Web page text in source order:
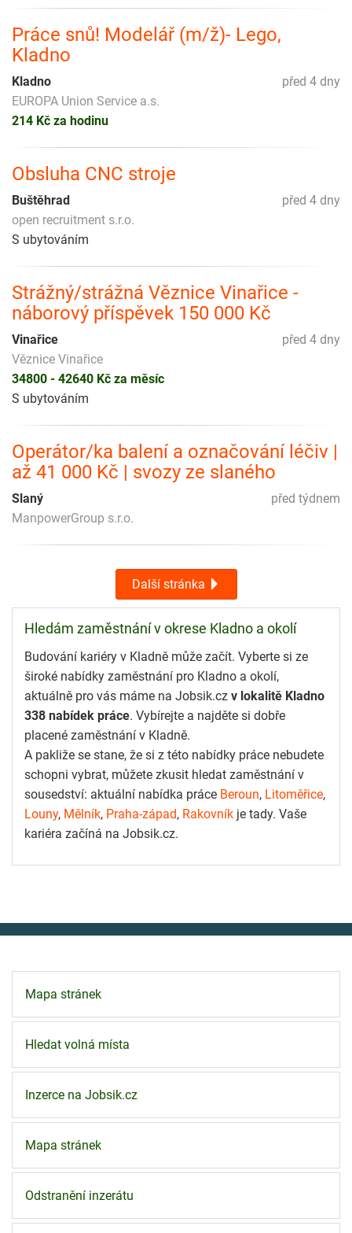
Práce snů! Modelář (m/ž)- Lego,
Kladno
před 4 dny
Kladno
EUROPA Union Service a.s.
214 Kč za hodinu
Obsluha CNC stroje
před 4 dny
Buštěhrad
open recruitment s.r.o.
S ubytováním
Strážný/strážná Věznice Vinařice -
náborový příspěvek 150 000 Kč
před 4 dny
Vinařice
Věznice Vinařice
34800 - 42640 Kč za měsíc
S ubytováním
Operátor/ka balení a označování léčiv |
až 41 000 Kč | svozy ze slaného
před týdnem
Slaný
ManpowerGroup s.r.o.
Další stránka
Hledám zaměstnání v okrese Kladno a okolí
Budování kariéry v Kladně může začít. Vyberte si ze
široké nabídky zaměstnání pro Kladno a okolí,
aktuálně pro vás máme na Jobsik.cz v lokalitě Kladno
338 nabídek práce. Vybírejte a najděte si dobře
placené zaměstnání v Kladně.
A pakliže se stane, že si z této nabídky práce nebudete
schopni vybrat, můžete zkusit hledat zaměstnání v
sousedství: aktuální nabídka práce Beroun, Litoměřice,
Louny, Mělník, Praha-západ, Rakovník je tady. Vaše
kariéra začíná na Jobsik.cz.
Mapa stránek
Hledat volná místa
Inzerce na Jobsik.cz
Mapa stránek
Odstranění inzerátu